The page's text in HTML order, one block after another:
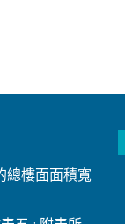
總樓面面積寬